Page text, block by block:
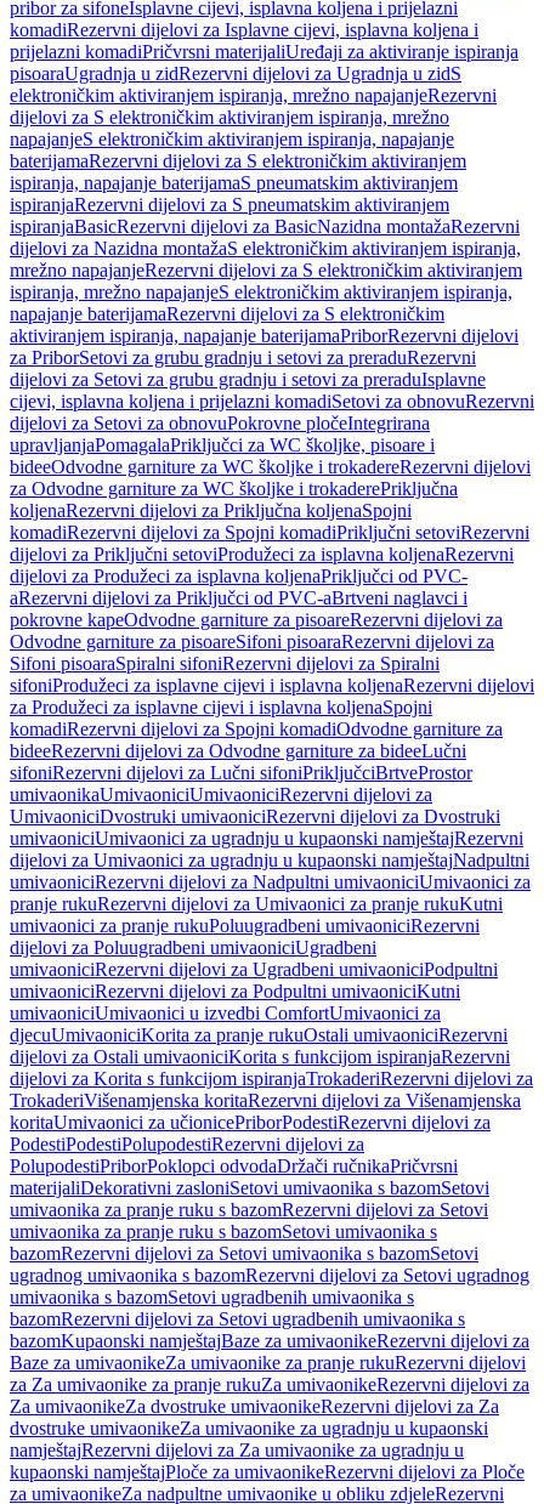
pribor za sifoneIsplavne cijevi, isplavna koljena i prijelazni
komadiRezervni dijelovi za Isplavne cijevi, isplavna koljena i
prijelazni komadiPričvrsni materijaliUređaji za aktiviranje ispiranja
pisoaraUgradnja u zidRezervni dijelovi za Ugradnja u zidS
elektroničkim aktiviranjem ispiranja, mrežno napajanjeRezervni
dijelovi za S elektroničkim aktiviranjem ispiranja, mrežno
napajanjeS elektroničkim aktiviranjem ispiranja, napajanje
baterijamaRezervni dijelovi za S elektroničkim aktiviranjem
ispiranja, napajanje baterijamaS pneumatskim aktiviranjem
ispiranjaRezervni dijelovi za S pneumatskim aktiviranjem
ispiranjaBasicRezervni dijelovi za BasicNazidna montažaRezervni
dijelovi za Nazidna montažaS elektroničkim aktiviranjem ispiranja,
mrežno napajanjeRezervni dijelovi za S elektroničkim aktiviranjem
ispiranja, mrežno napajanjeS elektroničkim aktiviranjem ispiranja,
napajanje baterijamaRezervni dijelovi za S elektroničkim
aktiviranjem ispiranja, napajanje baterijamaPriborRezervni dijelovi
za PriborSetovi za grubu gradnju i setovi za preraduRezervni
dijelovi za Setovi za grubu gradnju i setovi za preraduIsplavne
cijevi, isplavna koljena i prijelazni komadiSetovi za obnovuRezervni
dijelovi za Setovi za obnovuPokrovne pločeIntegrirana
upravljanjaPomagalaPriključci za WC školjke, pisoare i
bideeOdvodne garniture za WC školjke i trokadereRezervni dijelovi
za Odvodne garniture za WC školjke i trokaderePriključna
koljenaRezervni dijelovi za Priključna koljenaSpojni
komadiRezervni dijelovi za Spojni komadiPriključni setoviRezervni
dijelovi za Priključni setoviProdužeci za isplavna koljenaRezervni
dijelovi za Produžeci za isplavna koljenaPriključci od PVC-
aRezervni dijelovi za Priključci od PVC-aBrtveni naglavci i
pokrovne kapeOdvodne garniture za pisoareRezervni dijelovi za
Odvodne garniture za pisoareSifoni pisoaraRezervni dijelovi za
Sifoni pisoaraSpiralni sifoniRezervni dijelovi za Spiralni
sifoniProdužeci za isplavne cijevi i isplavna koljenaRezervni dijelovi
za Produžeci za isplavne cijevi i isplavna koljenaSpojni
komadiRezervni dijelovi za Spojni komadiOdvodne garniture za
bideeRezervni dijelovi za Odvodne garniture za bideeLučni
sifoniRezervni dijelovi za Lučni sifoniPriključciBrtveProstor
umivaonikaUmivaoniciUmivaoniciRezervni dijelovi za
UmivaoniciDvostruki umivaoniciRezervni dijelovi za Dvostruki
umivaoniciUmivaonici za ugradnju u kupaonski namještajRezervni
dijelovi za Umivaonici za ugradnju u kupaonski namještajNadpultni
umivaoniciRezervni dijelovi za Nadpultni umivaoniciUmivaonici za
pranje rukuRezervni dijelovi za Umivaonici za pranje rukuKutni
umivaonici za pranje rukuPoluugradbeni umivaoniciRezervni
dijelovi za Poluugradbeni umivaoniciUgradbeni
umivaoniciRezervni dijelovi za Ugradbeni umivaoniciPodpultni
umivaoniciRezervni dijelovi za Podpultni umivaoniciKutni
umivaoniciUmivaonici u izvedbi ComfortUmivaonici za
djecuUmivaoniciKorita za pranje rukuOstali umivaoniciRezervni
dijelovi za Ostali umivaoniciKorita s funkcijom ispiranjaRezervni
dijelovi za Korita s funkcijom ispiranjaTrokaderiRezervni dijelovi za
TrokaderiVišenamjenska koritaRezervni dijelovi za Višenamjenska
koritaUmivaonici za učionicePriborPodestiRezervni dijelovi za
PodestiPodestiPolupodestiRezervni dijelovi za
PolupodestiPriborPoklopci odvodaDržači ručnikaPričvrsni
materijaliDekorativni zasloniSetovi umivaonika s bazomSetovi
umivaonika za pranje ruku s bazomRezervni dijelovi za Setovi
umivaonika za pranje ruku s bazomSetovi umivaonika s
bazomRezervni dijelovi za Setovi umivaonika s bazomSetovi
ugradnog umivaonika s bazomRezervni dijelovi za Setovi ugradnog
umivaonika s bazomSetovi ugradbenih umivaonika s
bazomRezervni dijelovi za Setovi ugradbenih umivaonika s
bazomKupaonski namještajBaze za umivaonikeRezervni dijelovi za
Baze za umivaonikeZa umivaonike za pranje rukuRezervni dijelovi
za Za umivaonike za pranje rukuZa umivaonikeRezervni dijelovi za
Za umivaonikeZa dvostruke umivaonikeRezervni dijelovi za Za
dvostruke umivaonikeZa umivaonike za ugradnju u kupaonski
namještajRezervni dijelovi za Za umivaonike za ugradnju u
kupaonski namještajPloče za umivaonikeRezervni dijelovi za Ploče
za umivaonikeZa nadpultne umivaonike u obliku zdjeleRezervni